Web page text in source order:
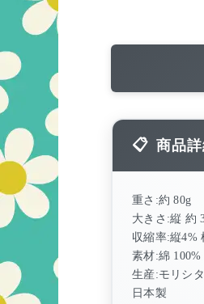
商品
重さ:約 80g
大きさ:縦 約
収縮率:縦4%
素材:綿 100%
生産:モリシタ
日本製